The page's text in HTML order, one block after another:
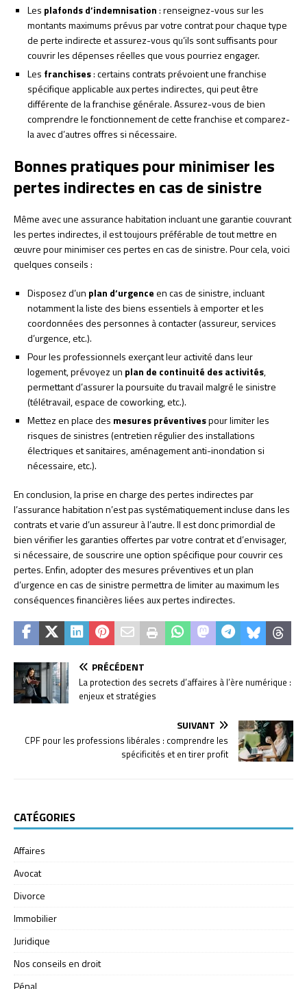
Les plafonds d’indemnisation: renseignez-vous sur les
montants maximums prévus par votre contrat pour chaque type
de perte indirecte et assurez-vous qu’ils sont suffisants pour
couvrir les dépenses réelles que vous pourriez engager.
Les franchises: certains contrats prévoient une franchise
spécifique applicable aux pertes indirectes, qui peut être
différente de la franchise générale. Assurez-vous de bien
comprendre le fonctionnement de cette franchise et comparez-
la avec d’autres offres si nécessaire.
Bonnes pratiques pour minimiser les
pertes indirectes en cas de sinistre
Même avec une assurance habitation incluant une garantie couvrant
les pertes indirectes, il est toujours préférable de tout mettre en
œuvre pour minimiser ces pertes en cas de sinistre. Pour cela, voici
quelques conseils :
Disposez d’un plan d’urgenceen cas de sinistre, incluant
notamment la liste des biens essentiels à emporter et les
coordonnées des personnes à contacter (assureur, services
d’urgence, etc.).
Pour les professionnels exerçant leur activité dans leur
logement, prévoyez un plan de continuité des activités,
permettant d’assurer la poursuite du travail malgré le sinistre
(télétravail, espace de coworking, etc.).
Mettez en place des mesures préventivespour limiter les
risques de sinistres (entretien régulier des installations
électriques et sanitaires, aménagement anti-inondation si
nécessaire, etc.).
En conclusion, la prise en charge des pertes indirectes par
l’assurance habitation n’est pas systématiquement incluse dans les
contrats et varie d’un assureur à l’autre. Il est donc primordial de
bien vérifier les garanties offertes par votre contrat et d’envisager,
si nécessaire, de souscrire une option spécifique pour couvrir ces
pertes. Enfin, adopter des mesures préventives et un plan
d’urgence en cas de sinistre permettra de limiter au maximum les
conséquences financières liées aux pertes indirectes.
PRÉCÉDENT
La protection des secrets d’affaires à l’ère numérique :
enjeux et stratégies
SUIVANT
CPF pour les professions libérales : comprendre les
spécificités et en tirer profit
CATÉGORIES
Affaires
Avocat
Divorce
Immobilier
Juridique
Nos conseils en droit